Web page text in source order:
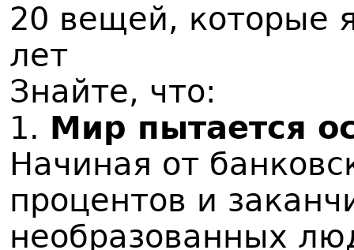
20 вещей, которые
лет
Знайте, что:
1. Мир пытается
Начиная от
процентов и
необразованных